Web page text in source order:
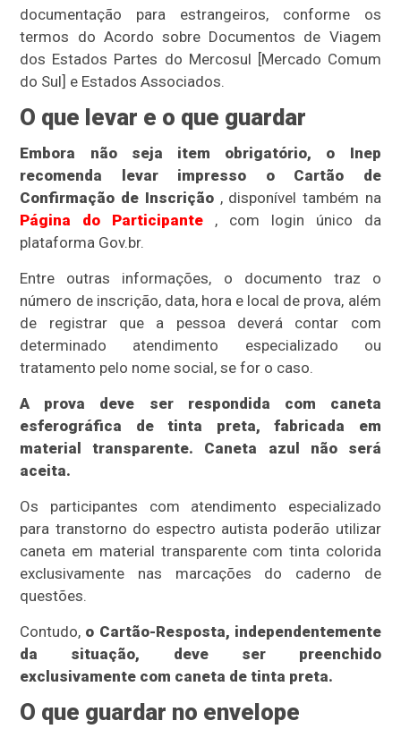
documentação para estrangeiros, conforme os
termos do Acordo sobre Documentos de Viagem
dos Estados Partes do Mercosul [Mercado Comum
do Sul] e Estados Associados.
O que levar e o que guardar
Embora não seja item obrigatório, o Inep
recomenda levar impresso o Cartão de
Confirmação de Inscrição, disponível também na
Página do Participante , com login único da
plataforma Gov.br.
Entre outras informações, o documento traz o
número de inscrição, data, hora e local de prova, além
de registrar que a pessoa deverá contar com
determinado atendimento especializado ou
tratamento pelo nome social, se for o caso.
A prova deve ser respondida com caneta
esferográfica de tinta preta, fabricada em
material transparente. Caneta azul não será
aceita.
Os participantes com atendimento especializado
para transtorno do espectro autista poderão utilizar
caneta em material transparente com tinta colorida
exclusivamente nas marcações do caderno de
questões.
Contudo, o Cartão-Resposta, independentemente
da situação, deve ser preenchido
exclusivamente com caneta de tinta preta.
O que guardar no envelope